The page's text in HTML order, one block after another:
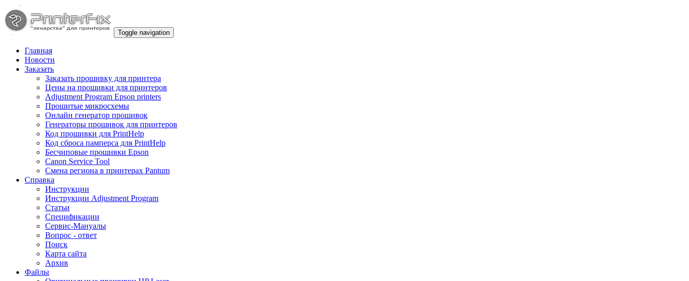
Toggle navigation
Главная
Новости
Заказать
Заказать прошивку для принтера
Цены на прошивки для принтеров
Adjustment Program Epson printers
Прошитые микросхемы
Онлайн генератор прошивок
Генераторы прошивок для принтеров
Код прошивки для PrintHelp
Код сброса памперса для PrintHelp
Беcчиповые прошивки Epson
Canon Service Tool
Смена региона в принтерах Pantum
Справка
Инструкции
Инструкции Adjustment Program
Статьи
Спецификации
Сервис-Мануалы
Вопрос - ответ
Поиск
Карта сайта
Архив
Файлы